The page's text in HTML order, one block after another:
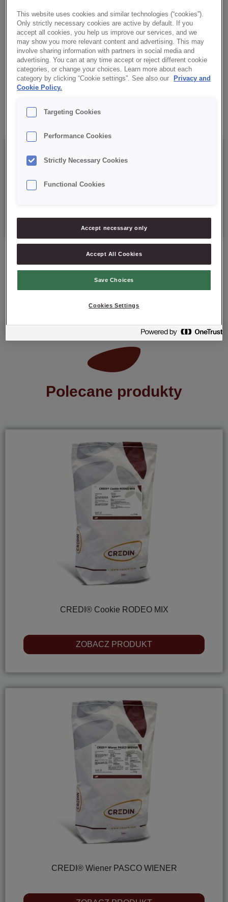
✔ Prosta aplikacja
✔ Wszechstronne zastosowanie
✔ Aksamitna konsystencja
✔ RSPO MB
Szczegóły
Opakowanie : 15 kg netto worek;
Data minimalnej trwałości: 6 miesięcy od daty produkcji.
ZAPYTAJ O PRODUKT
Polecane produkty
CREDI® Cookie RODEO MIX
ZOBACZ PRODUKT
CREDI® Wiener PASCO WIENER
This website uses cookies and similar technologies (“cookies”).
Only strictly necessary cookies are active by default. If you
accept all cookies, you help us improve our services, and we
may show you more relevant content and advertising. This may
involve sharing information with partners in social media and
advertising. You can at any time accept or reject different cookie
categories, or change your choices. Learn more about each
category by clicking “Cookie settings”. See also our
Privacy and
Cookie Policy.
Targeting Cookies
Performance Cookies
Strictly Necessary Cookies
Functional Cookies
Accept necessary only
Accept All Cookies
Save Choices
Cookies Settings